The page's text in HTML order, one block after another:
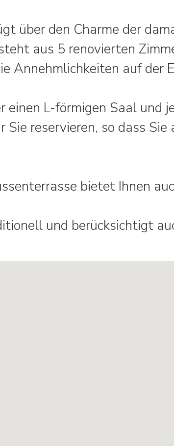
über den Charme der
aus 5 renovierten
Annehmlichkeiten auf der
einen L-förmigen Saal und
reservieren, so dass
bietet Ihnen
und berücksichtigt